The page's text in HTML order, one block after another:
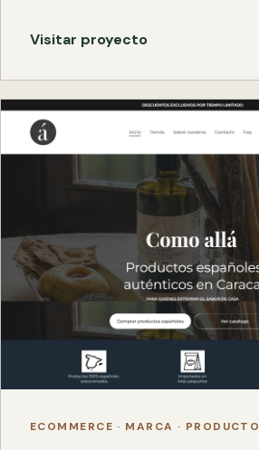
Visitar proyecto
ECOMMERCE · MARCA · PRODUCTO